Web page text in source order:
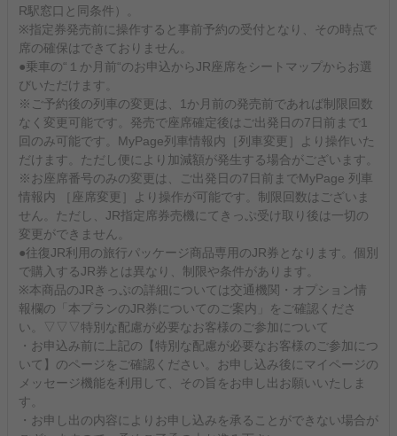
R駅窓口と同条件）。
※指定券発売前に操作すると事前予約の受付となり、その時点で
席の確保はできておりません。
●乗車の“１か月前“のお申込からJR座席をシートマップからお選
びいただけます。
※ご予約後の列車の変更は、1か月前の発売前であれば制限回数
なく変更可能です。発売で座席確定後はご出発日の7日前まで1
回のみ可能です。MyPage列車情報内［列車変更］より操作いた
だけます。ただし便により加減額が発生する場合がございます。
※お座席番号のみの変更は、ご出発日の7日前までMyPage 列車
情報内 ［座席変更］より操作が可能です。制限回数はございま
せん。ただし、JR指定席券売機にてきっぷ受け取り後は一切の
変更ができません。
●往復JR利用の旅行パッケージ商品専用のJR券となります。個別
で購入するJR券とは異なり、制限や条件があります。
※本商品のJRきっぷの詳細については交通機関・オプション情
報欄の「本プランのJR券についてのご案内」をご確認くださ
い。▽▽▽特別な配慮が必要なお客様のご参加について
・お申込み前に上記の【特別な配慮が必要なお客様のご参加につ
いて】のページをご確認ください。お申し込み後にマイページの
メッセージ機能を利用して、その旨をお申し出お願いいたしま
す。
・お申し出の内容によりお申し込みを承ることができない場合が